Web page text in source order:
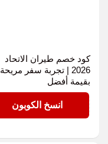
كود خصم طيران الاتحاد
2026 | تجربة سفر مريحة
بقيمة أفضل
ET96انسخ الكوبون